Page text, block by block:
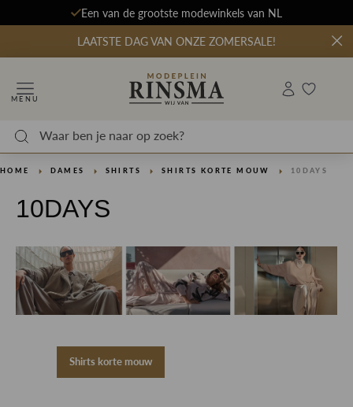
Een van de grootste modewinkels van NL
LAATSTE DAG VAN ONZE ZOMERSALE!
MENU
HOME DAMES SHIRTS SHIRTS KORTE MOUW 10DAYS
10DAYS
Shirts korte mouw